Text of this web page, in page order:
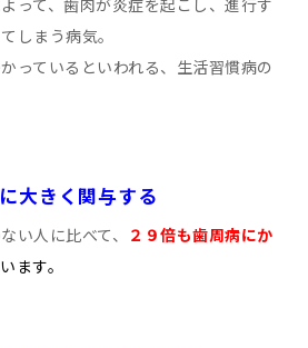
って、歯肉が炎症を起こし、進行す
しまう病気。
っているといわれる、生活習慣病の
大きく関与する
い人に比べて、 ２９倍も歯周病にか
ます。